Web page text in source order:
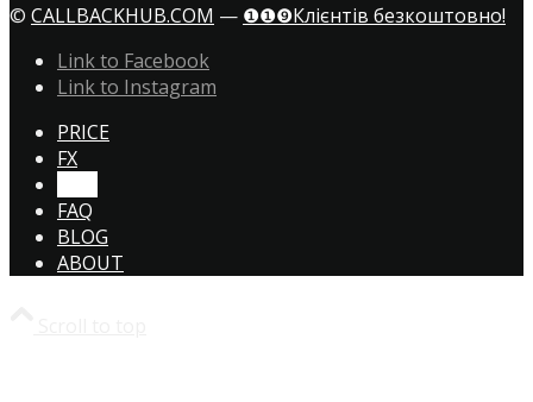
© CALLBACKHUB.COM — ❶❶❾Клієнтів безкоштовно!
Link to Facebook
Link to Instagram
PRICE
FX
FAQ
BLOG
ABOUT